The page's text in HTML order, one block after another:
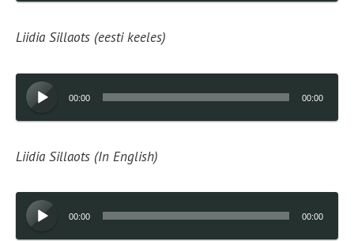
Liidia Sillaots (eesti keeles)
Audioesitaja
00:00 00:00
Liidia Sillaots (In English)
Audioesitaja
00:00 00:00